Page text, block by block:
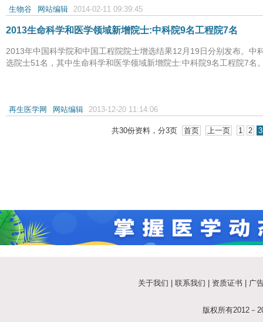
生物谷 网站编辑 2014-02-11 09:39:45
2013生命科学和医学领域新增院士:中科院9名工程院7名
2013年中国科学院和中国工程院院士增选结果12月19日分别发布。中
选院士51名，其中生命科学和医学领域新增院士:中科院9名工程院7名
再生医学网 网站编辑 2013-12-20 11:14:06
共30份资料，分3页 首页 上一页 1 2 3
关于我们 联系我们 资质证书 广
版权所有2012－